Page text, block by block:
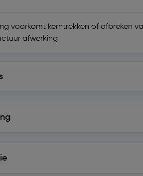
voorkomt kerntrekken of afbreken
afwerking